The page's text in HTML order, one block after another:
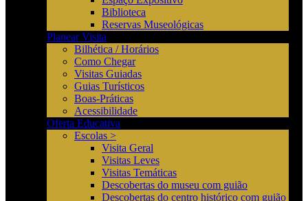
Biblioteca
Reservas Museológicas
Planear Visita
Bilhética / Horários
Como Chegar
Visitas Guiadas
Guias Turísticos
Boas-Práticas
Acessibilidade
Oferta Educativa
Escolas >
Visita Geral
Visitas Leves
Visitas Temáticas
Descobertas do museu com guião
Descobertas do centro histórico com guião